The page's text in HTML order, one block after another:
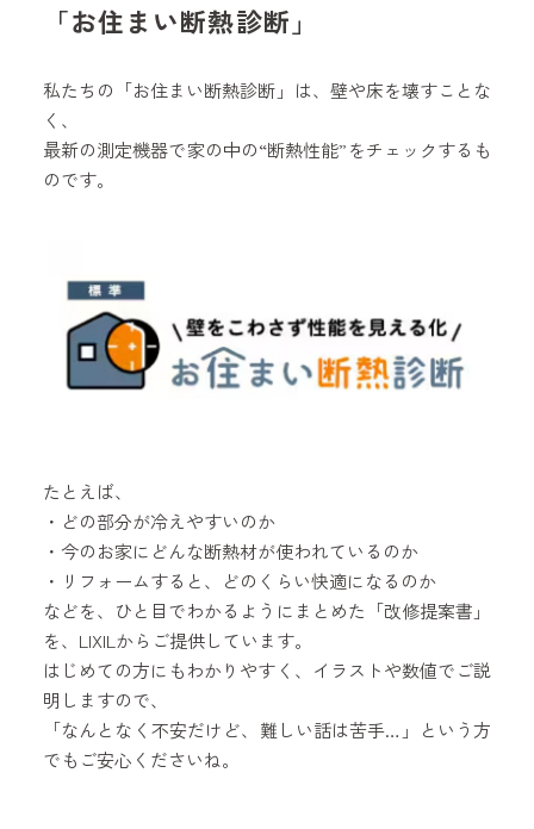
「お住まい断熱診断」
私たちの「お住まい断熱診断」は、壁や床を壊すことな
く、
最新の測定機器で家の中の“断熱性能”をチェックするも
のです。
たとえば、
・どの部分が冷えやすいのか
・今のお家にどんな断熱材が使われているのか
・リフォームすると、どのくらい快適になるのか
などを、ひと目でわかるようにまとめた「改修提案書」
を、LIXILからご提供しています。
はじめての方にもわかりやすく、イラストや数値でご説
明しますので、
「なんとなく不安だけど、難しい話は苦手…」という方
でもご安心くださいね。